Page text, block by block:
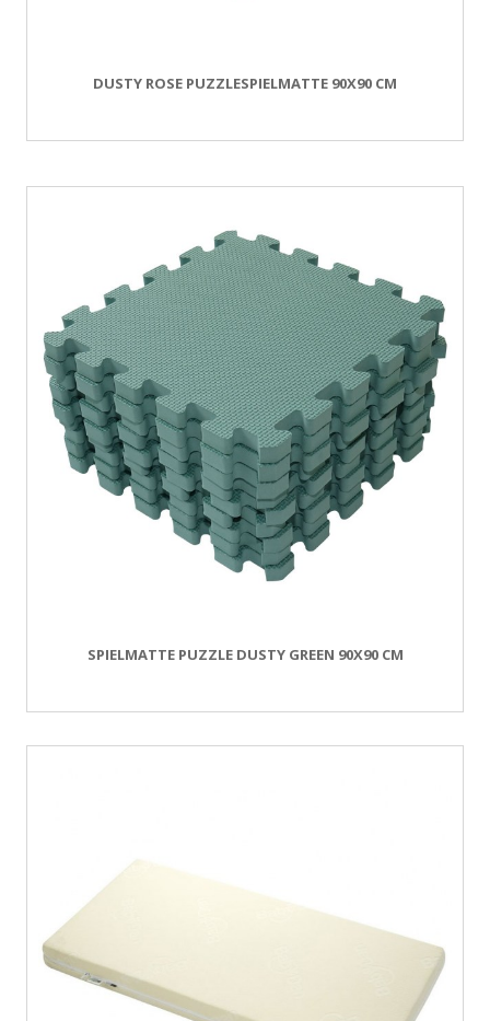
DUSTY ROSE PUZZLESPIELMATTE 90X90 CM
SPIELMATTE PUZZLE DUSTY GREEN 90X90 CM